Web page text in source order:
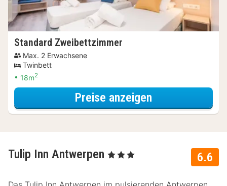
Standard Zweibettzimmer
Max. 2 Erwachsene
Twinbett
18m2
Preise anzeigen
6.6
Tulip Inn Antwerpen , 3 Sterne